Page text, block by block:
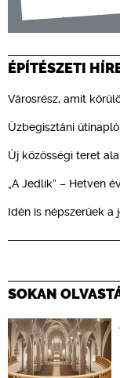
ÉPÍTÉSZETI
Városrész, amit
Üzbegisztáni
Új közösségi teret
„A Jedlik” – Hetven
Idén is népszerűek a
SOKAN